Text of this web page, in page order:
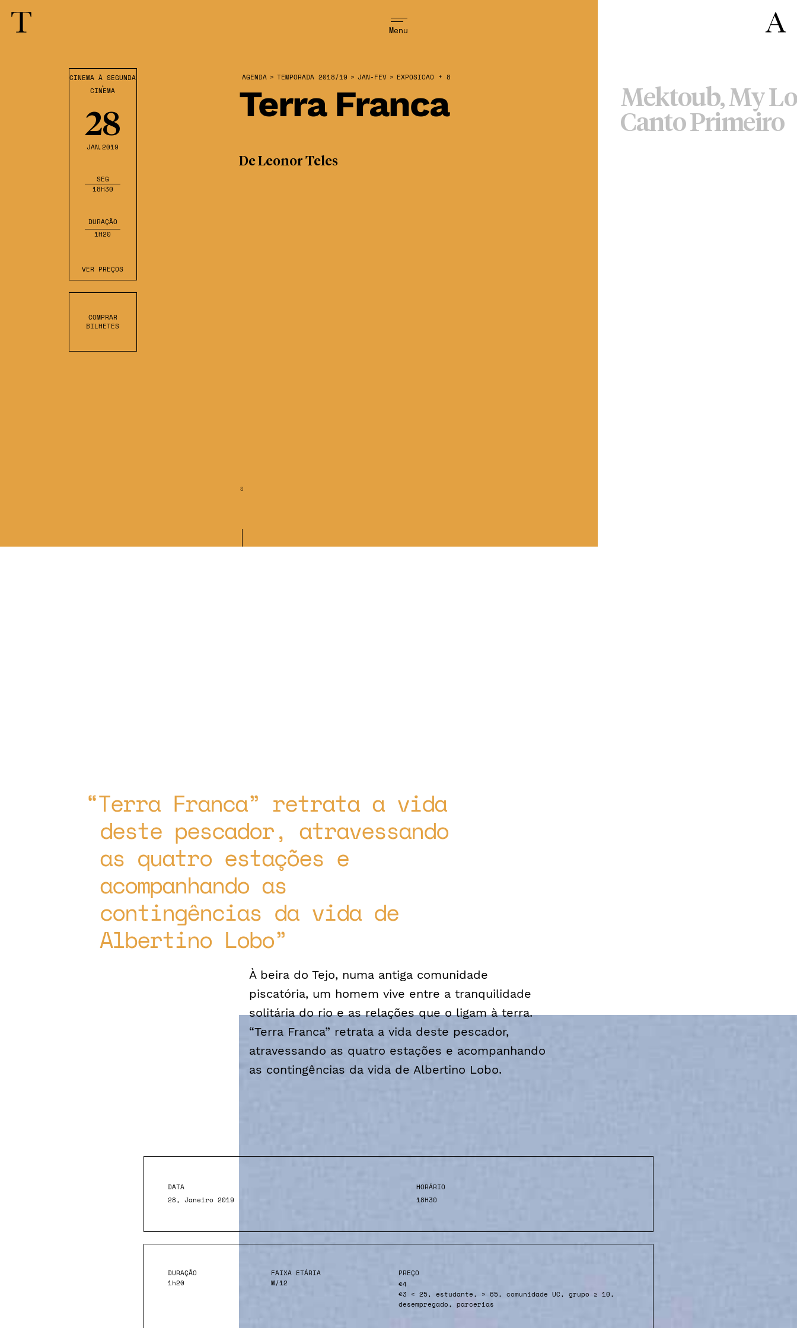
Menu
Terra Franca
Mektoub, My
Canto Primeiro
S
CINEMA À SEGUNDA
,
CINEMA
28
JAN,2019
SEG
18H30
DURAÇÃO
1H20
VER PREÇOS
COMPRAR
BILHETES
AGENDA > TEMPORADA 2018/19 > JAN-FEV > EXPOSICAO + 8
De Leonor Teles
Terra Franca” retrata a vida
deste pescador, atravessando
as quatro estações e
acompanhando as
contingências da vida de
Albertino Lobo
À beira do Tejo, numa antiga comunidade
piscatória, um homem vive entre a tranquilidade
solitária do rio e as relações que o ligam à terra.
“Terra Franca” retrata a vida deste pescador,
atravessando as quatro estações e acompanhando
as contingências da vida de Albertino Lobo.
DATA
28, Janeiro 2019
HORÁRIO
18H30
DURAÇÃO
1h20
FAIXA ETÁRIA
M/12
PREÇO
€4
€3 < 25, estudante, > 65, comunidade UC, grupo ≥ 10,
desempregado, parcerias